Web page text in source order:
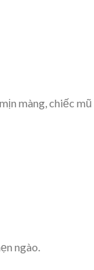
màng, chiếc
ngào.